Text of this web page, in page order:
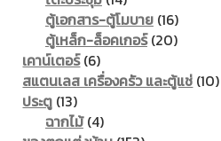
products
ตู้เอกสาร-ตู้โมบาย 1616
products
ตู้เหล็ก-ล็อคเกอร์ 2020
เคาน์เตอร์ 66
products
สแตนเลส เครื่องครัว และตู้แช่ 1010
ประตู 1313
products
ฉากไม้ 44